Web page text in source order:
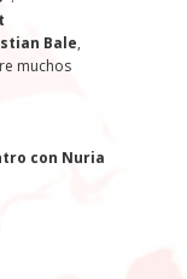
Bale,
muchos
con Nuria